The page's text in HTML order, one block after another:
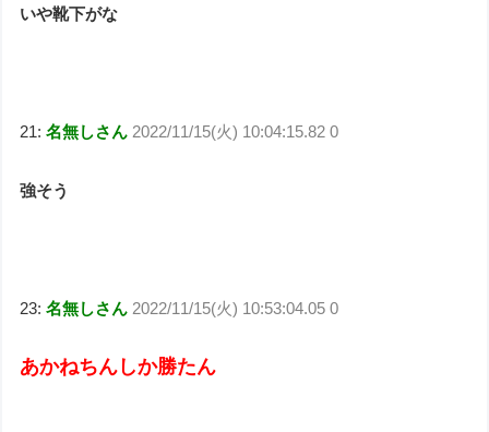
いや靴下がな
21:名無しさん 2022/11/15(火) 10:04:15.82 0
強そう
23:名無しさん 2022/11/15(火) 10:53:04.05 0
あかねちんしか勝たん